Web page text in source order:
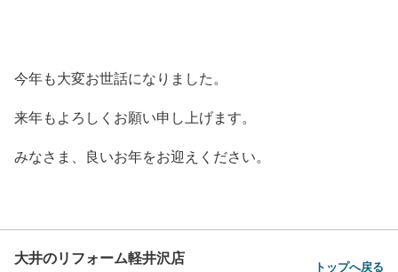
今年も大変お世話になりました。
来年もよろしくお願い申し上げます。
みなさま、良いお年をお迎えください。
大井のリフォーム軽井沢店 トップへ戻る